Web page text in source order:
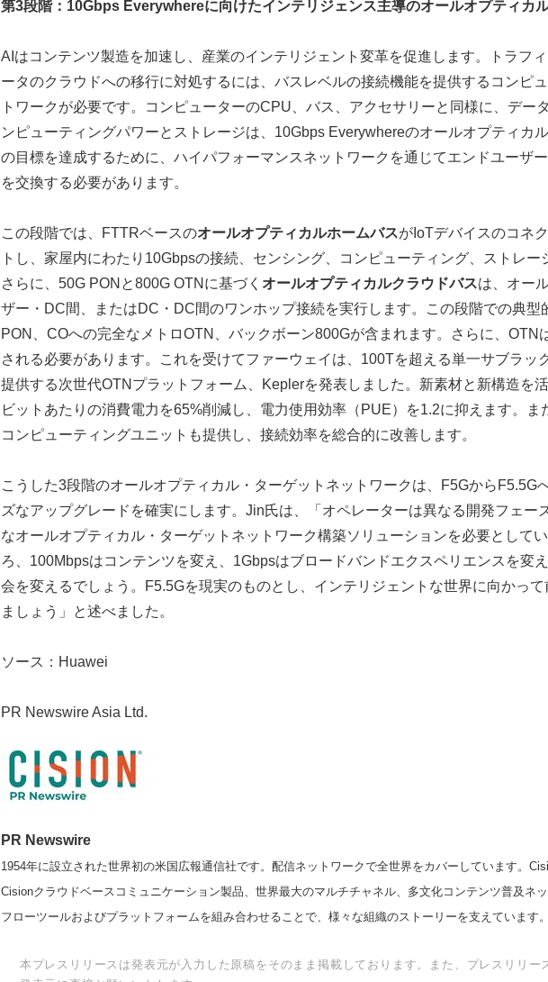
第3段階： 10Gbps Everywhereに向けたインテリジェンス主導のオールオプティカ
AIはコンテンツ製造を加速し、産業のインテリジェント変革を促進します。トラフ
ータのクラウドへの移行に対処するには、バスレベルの接続機能を提供するコンピ
トワークが必要です。コンピューターのCPU、バス、アクセサリーと同様に、デー
ンピューティングパワーとストレージは、10Gbps Everywhereのオールオプティカ
の目標を達成するために、ハイパフォーマンスネットワークを通じてエンドユーザ
を交換する必要があります。
この段階では、FTTRベースのオールオプティカルホームバスがIoTデバイスのコネ
トし、家屋内にわたり10Gbpsの接続、センシング、コンピューティング、ストレー
さらに、50G PONと800G OTNに基づく オールオプティカルクラウドバスは、オー
ザー・DC間、またはDC・DC間のワンホップ接続を実行します。この段階での典型
PON、COへの完全なメトロOTN、バックボーン800Gが含まれます。さらに、OTN
される必要があります。これを受けてファーウェイは、100Tを超える単一サブラッ
提供する次世代OTNプラットフォーム、Keplerを発表しました。新素材と新構造を
ビットあたりの消費電力を65%削減し、電力使用効率（PUE）を1.2に抑えます。ま
コンピューティングユニットも提供し、接続効率を総合的に改善します。
こうした3段階のオールオプティカル・ターゲットネットワークは、F5GからF5.5G
ズなアップグレードを確実にします。Jin氏は、「オペレーターは異なる開発フェー
なオールオプティカル・ターゲットネットワーク構築ソリューションを必要として
ろ、100Mbpsはコンテンツを変え、1Gbpsはブロードバンドエクスペリエンスを変
会を変えるでしょう。F5.5Gを現実のものとし、インテリジェントな世界に向かっ
ましょう」と述べました。
ソース：Huawei
PR Newswire Asia Ltd.
PR Newswire
1954年に設立された世界初の米国広報通信社です。配信ネットワークで全世界をカバーしています。
Cisionクラウドベースコミュニケーション製品、世界最大のマルチチャネル、多文化コンテンツ普及ネ
フローツールおよびプラットフォームを組み合わせることで、様々な組織のストーリーを支えています。
本プレスリリースは発表元が入力した原稿をそのまま掲載しております。また、プレスリリー